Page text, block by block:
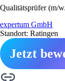
Qualitätsprüfer (m/
expertum GmbH
Standort: Ratingen
Jetzt